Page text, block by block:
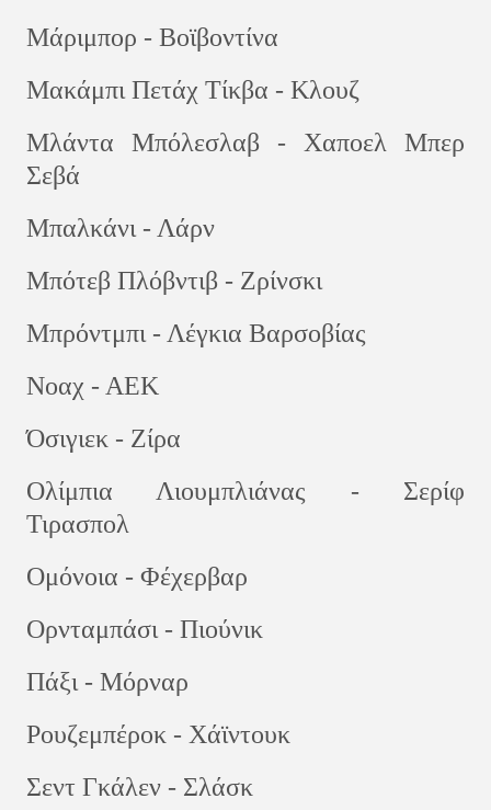
Μάριμπορ - Βοϊβοντίνα
Μακάμπι Πετάχ Τίκβα - Κλουζ
Μλάντα Μπόλεσλαβ - Χαποελ Μπερ
Σεβά
Μπαλκάνι - Λάρν
Μπότεβ Πλόβντιβ - Ζρίνσκι
Μπρόντμπι - Λέγκια Βαρσοβίας
Νοαχ - ΑΕΚ
Όσιγιεκ - Ζίρα
Ολίμπια Λιουμπλιάνας - Σερίφ
Τιρασπολ
Ομόνοια - Φέχερβαρ
Ορνταμπάσι - Πιούνικ
Πάξι - Μόρναρ
Ρουζεμπέροκ - Χάϊντουκ
Σεντ Γκάλεν - Σλάσκ